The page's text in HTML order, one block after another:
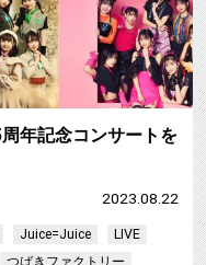
年記念コンサートを
2023.08.22
Juice=Juice
LIVE
つばきファクトリー